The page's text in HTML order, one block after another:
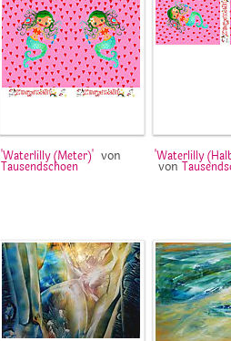
'Waterlilly (Meter)' von
Tausendschoen
'Waterlilly
von